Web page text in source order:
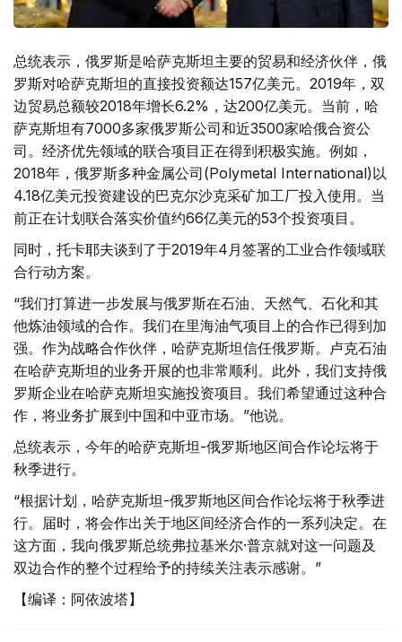
总统表示，俄罗斯是哈萨克斯坦主要的贸易和经济伙伴，俄
罗斯对哈萨克斯坦的直接投资额达157亿美元。2019年，双
边贸易总额较2018年增长6.2%，达200亿美元。当前，哈
萨克斯坦有7000多家俄罗斯公司和近3500家哈俄合资公
司。经济优先领域的联合项目正在得到积极实施。例如，
2018年，俄罗斯多种金属公司(Polymetal International)以
4.18亿美元投资建设的巴克尔沙克采矿加工厂投入使用。当
前正在计划联合落实价值约66亿美元的53个投资项目。
同时，托卡耶夫谈到了于2019年4月签署的工业合作领域联
合行动方案。
“我们打算进一步发展与俄罗斯在石油、天然气、石化和其
他炼油领域的合作。我们在里海油气项目上的合作已得到加
强。作为战略合作伙伴，哈萨克斯坦信任俄罗斯。卢克石油
在哈萨克斯坦的业务开展的也非常顺利。此外，我们支持俄
罗斯企业在哈萨克斯坦实施投资项目。我们希望通过这种合
作，将业务扩展到中国和中亚市场。”他说。
总统表示，今年的哈萨克斯坦-俄罗斯地区间合作论坛将于
秋季进行。
“根据计划，哈萨克斯坦-俄罗斯地区间合作论坛将于秋季进
行。届时，将会作出关于地区间经济合作的一系列决定。在
这方面，我向俄罗斯总统弗拉基米尔·普京就对这一问题及
双边合作的整个过程给予的持续关注表示感谢。”
【编译：阿依波塔】